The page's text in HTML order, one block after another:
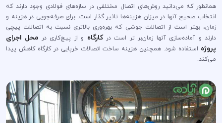
همانطور که می‌دانید روش‌های اتصال مختلفی در سازه‌های فولادی وجود دارند که
انتخاب صحیح آنها در میزان هزینه‌ها تاثیر گذار است. برای صرفه‌جویی در هزینه و
زمان، بهتر است از اتصالات جوشی که بهره‌وری بالاتری نسبت به اتصالات پیچی
دارند و آماده‌سازی آنها زمان‌بر تر است درکارگاه و از پیچ‌کاری در محل اجرای
پروژه استفاده شود. همچنین هزینه ساخت اتصالات خرپایی در کارگاه کاهش پیدا
می‌کند.